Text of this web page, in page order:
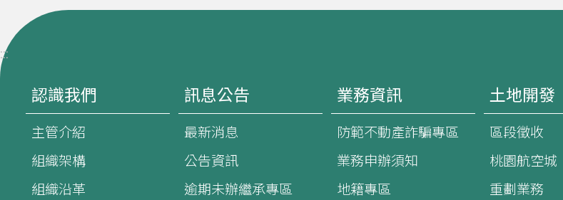
:::
認識我們
主管介紹
組織架構
組織沿革
訊息公告
最新消息
公告資訊
逾期未辦繼承專區
業務資訊
防範不動產詐騙專區
業務申辦須知
地籍專區
土地開發
區段徵收
桃園航空城
重劃業務